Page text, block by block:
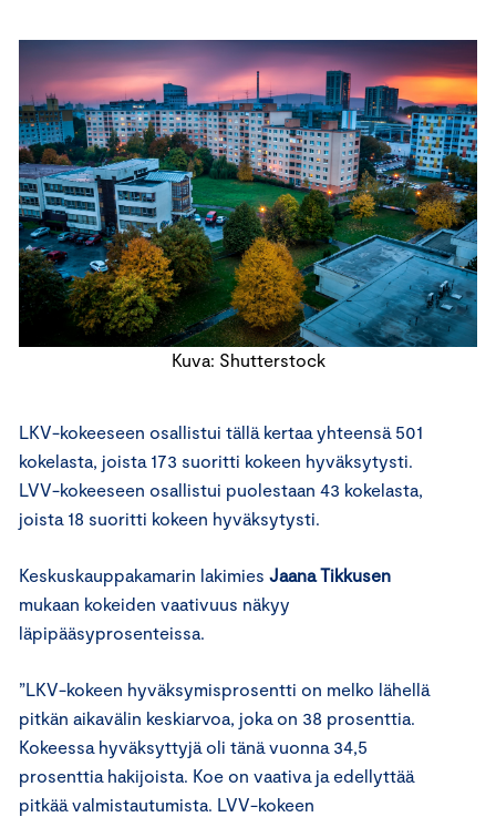
Kuva: Shutterstock
LKV-kokeeseen osallistui tällä kertaa yhteensä 501
kokelasta, joista 173 suoritti kokeen hyväksytysti.
LVV-kokeeseen osallistui puolestaan 43 kokelasta,
joista 18 suoritti kokeen hyväksytysti.
Keskuskauppakamarin lakimies Jaana Tikkusen
mukaan kokeiden vaativuus näkyy
läpipääsyprosenteissa.
”LKV-kokeen hyväksymisprosentti on melko lähellä
pitkän aikavälin keskiarvoa, joka on 38 prosenttia.
Kokeessa hyväksyttyjä oli tänä vuonna 34,5
prosenttia hakijoista. Koe on vaativa ja edellyttää
pitkää valmistautumista. LVV-kokeen